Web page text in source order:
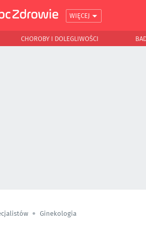
WIĘCEJ
CHOROBY I DOLEGLIWOŚCI
Ginekologia